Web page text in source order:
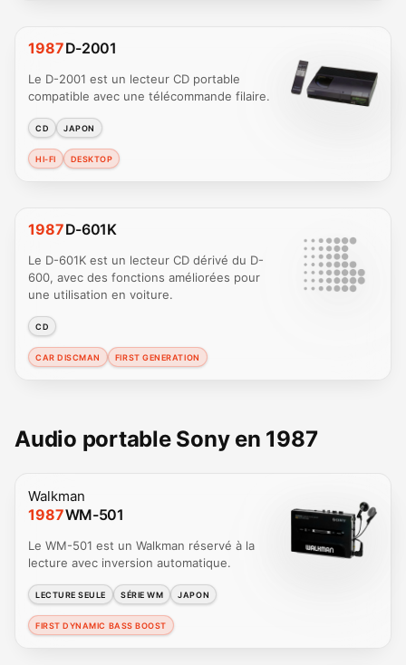
1987D-2001
Le D-2001 est un lecteur CD portable
compatible avec une télécommande filaire.
CD JAPON
HI-FI DESKTOP
1987D-601K
Le D-601K est un lecteur CD dérivé du D-
600, avec des fonctions améliorées pour
une utilisation en voiture.
CD
CAR DISCMAN FIRST GENERATION
Audio portable Sony en 1987
Walkman
1987WM-501
Le WM-501 est un Walkman réservé à la
lecture avec inversion automatique.
LECTURE SEULE SÉRIE WM JAPON
FIRST DYNAMIC BASS BOOST